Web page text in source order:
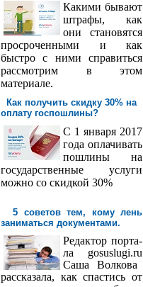
Какими бывают
штрафы, как
они становятся
просроченными и как
быстро с ними справиться
рассмотрим в этом
материале.
Как получить скидку 30% на
оплату госпош­лины?
С 1 января 2017
года оплачивать
пошлины на
государственные услуги
можно со скидкой 30%
5 советов тем, кому лень
заниматься документами.
Редактор порта­
ла gosuslugi.ru
Саша Волкова
рассказала, как спастись от